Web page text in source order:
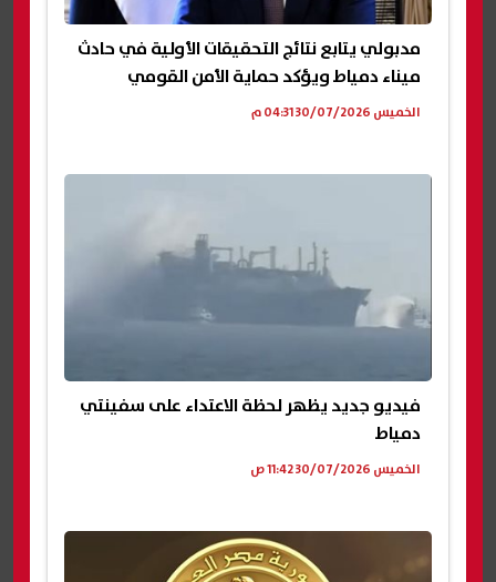
مدبولي يتابع نتائج التحقيقات الأولية في حادث
ميناء دمياط ويؤكد حماية الأمن القومي
الخميس 30/07/2026 04:31 م
فيديو جديد يظهر لحظة الاعتداء على سفينتي
دمياط
الخميس 30/07/2026 11:42 ص